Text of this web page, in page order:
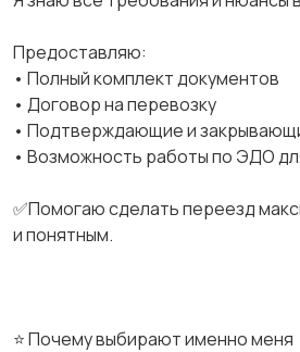
Предоставляю:
• Полный комплект документов
• Договор на перевозку
• Подтверждающие и
• Возможность работы по ЭДО
✅Помогаю сделать переезд
и понятным.
⭐ Почему выбирают именно меня